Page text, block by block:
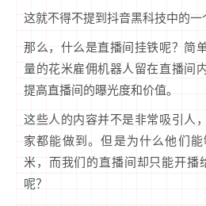
这就不得不提到抖音黑科技中的一
那么，什么是直播间挂铁呢？简
量的花米雇佣机器人留在直播间
提高直播间的曝光度和价值。
这些人的内容并不是非常吸引人
家都能做到。但是为什么他们
米，而我们的直播间却只能开播
呢？